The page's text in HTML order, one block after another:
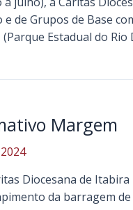
de Grupos de Base
Estadual do
Margem
Diocesana de
da barragem